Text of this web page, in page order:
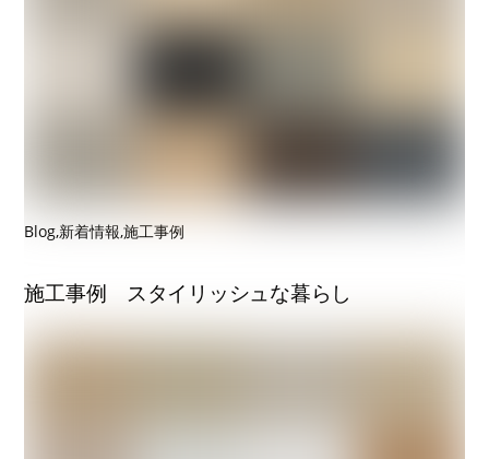
Blog,新着情報,施工事例
施工事例 スタイリッシュな暮らし